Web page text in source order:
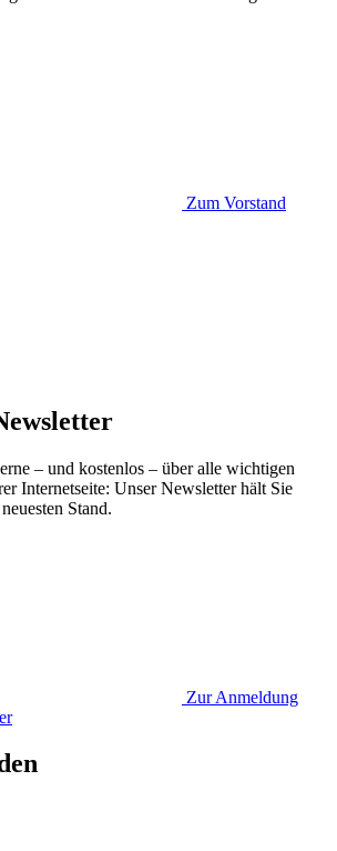
Zum Vorstand
– und kostenlos – über alle wichtigen
Internetseite: Unser Newsletter hält Sie
Stand.
Zur Anmeldung